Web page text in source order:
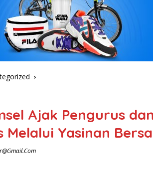
Ajak Pengurus
Melalui Yasinan